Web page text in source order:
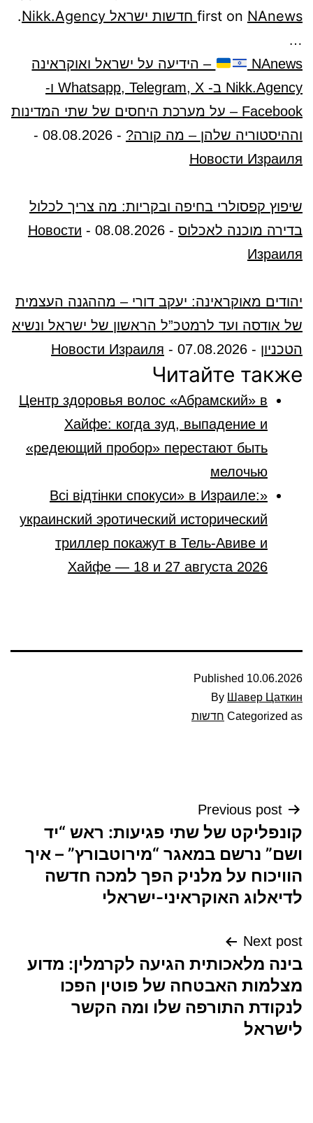
first on NAnews חדשות ישראל Nikk.Agency .
…
NAnews
– הידיעה על ישראל ואוקראינה
Nikk.Agency ב- Whatsapp, Telegram, X ו-
Facebook – על מערכת היחסים של שתי המדינות
וההיסטוריה שלהן – מה קורה? -
08.08.2026
-
Новости Израиля
שיפוץ קפסולרי בחיפה ובקריות: מה צריך לכלול
בדירה מוכנה לאכלוס -
08.08.2026
-
Новости
Израиля
יהודים מאוקראינה: יעקב דורי – מההגנה העצמית
של אודסה ועד לרמטכ”ל הראשון של ישראל ונשיא
הטכניון -
07.08.2026
-
Новости Израиля
Читайте также
Центр здоровья волос «Абрaмский» в
Хайфе: когда зуд, выпадение и
«редеющий пробор» перестают быть
мелочью
«Всі відтінки спокуси» в Израиле:
украинский эротический исторический
триллер покажут в Тель-Авиве и
Хайфе — 18 и 27 августа 2026
Published 10.06.2026
By Шавер Цаткин
Categorized as חדשות
ניווט
Previous post
קונפליקט של שתי פגיעות: ראש “יד
ושם” נרשם במאגר “מירוטבורץ” – איך
הוויכוח על מלניק הפך למכה חדשה
לדיאלוג האוקראיני-ישראלי
Next post
בינה מלאכותית הגיעה לקרמלין: מדוע
מצלמות האבטחה של פוטין הפכו
לנקודת התורפה שלו ומה הקשר
לישראל